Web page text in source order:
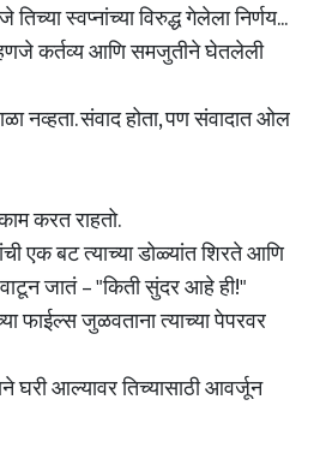
स्वप्नांच्या विरुद्ध गेलेला निर्णय...
कर्तव्य आणि समजुतीने घेतलेली
नव्हता. संवाद होता, पण संवादात ओल
करत राहतो.
एक बट त्याच्या डोळ्यांत शिरते आणि
वाटून जातं – "किती सुंदर आहे ही!"
फाईल्स जुळवताना त्याच्या पेपरवर
घरी आल्यावर तिच्यासाठी आवर्जून